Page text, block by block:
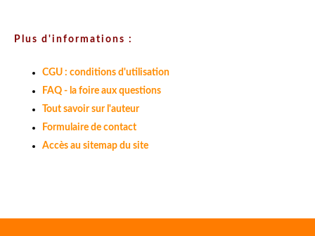
Plus d'informations :
CGU : conditions d'utilisation
FAQ - la foire aux questions
Tout savoir sur l'auteur
Formulaire de contact
Accès au sitemap du site